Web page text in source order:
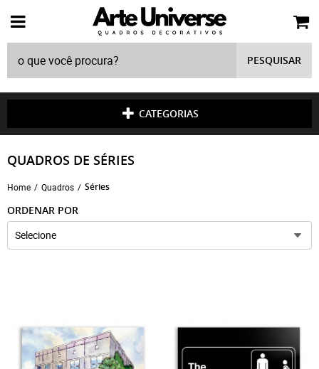
PESQUISAR
CATEGORIAS
QUADROS DE SÉRIES
Home Quadros Séries
ORDENAR POR
Selecione